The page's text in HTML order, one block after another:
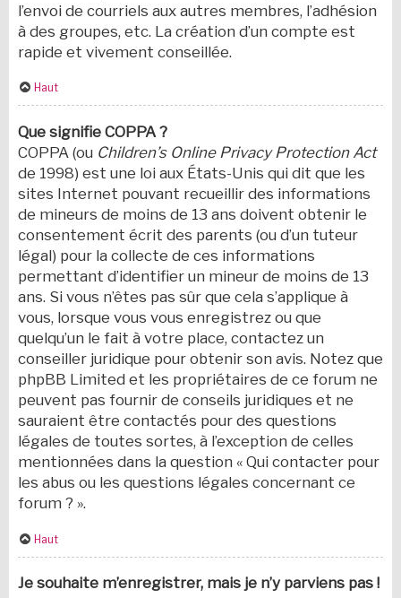
l’envoi de courriels aux autres membres, l’adhésion
à des groupes, etc. La création d’un compte est
rapide et vivement conseillée.
Haut
Que signifie COPPA ?
COPPA (ou Children’s Online Privacy Protection Act
de 1998) est une loi aux États-Unis qui dit que les
sites Internet pouvant recueillir des informations
de mineurs de moins de 13 ans doivent obtenir le
consentement écrit des parents (ou d’un tuteur
légal) pour la collecte de ces informations
permettant d’identifier un mineur de moins de 13
ans. Si vous n’êtes pas sûr que cela s’applique à
vous, lorsque vous vous enregistrez ou que
quelqu’un le fait à votre place, contactez un
conseiller juridique pour obtenir son avis. Notez que
phpBB Limited et les propriétaires de ce forum ne
peuvent pas fournir de conseils juridiques et ne
sauraient être contactés pour des questions
légales de toutes sortes, à l’exception de celles
mentionnées dans la question « Qui contacter pour
les abus ou les questions légales concernant ce
forum ? ».
Haut
Je souhaite m’enregistrer, mais je n’y parviens pas !